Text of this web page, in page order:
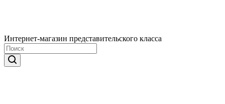
Интернет-магазин представительского класса